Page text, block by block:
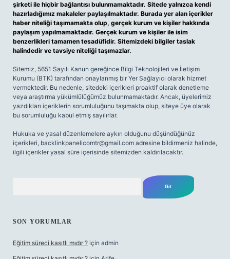
şirketi ile hiçbir bağlantısı bulunmamaktadır. Sitede yalnızca kendi
hazırladığımız makaleler paylaşılmaktadır. Burada yer alan içerikler
haber niteliği taşımamakta olup, gerçek kurum ve kişiler hakkında
paylaşım yapılmamaktadır. Gerçek kurum ve kişiler ile isim
benzerlikleri tamamen tesadüfidir. Sitemizdeki bilgiler taslak
halindedir ve tavsiye niteliği taşımazlar.
Sitemiz, 5651 Sayılı Kanun gereğince Bilgi Teknolojileri ve İletişim
Kurumu (BTK) tarafından onaylanmış bir Yer Sağlayıcı olarak hizmet
vermektedir. Bu nedenle, sitedeki içerikleri proaktif olarak denetleme
veya araştırma yükümlülüğümüz bulunmamaktadır. Ancak, üyelerimiz
yazdıkları içeriklerin sorumluluğunu taşımakta olup, siteye üye olarak
bu sorumluluğu kabul etmiş sayılırlar.
Hukuka ve yasal düzenlemelere aykırı olduğunu düşündüğünüz
içerikleri, backlinkpanelicomtr@gmail.com adresine bildirmeniz halinde,
ilgili içerikler yasal süre içerisinde sitemizden kaldırılacaktır.
SON YORUMLAR
Eğitim süreci kasıtlı mıdır ? için admin